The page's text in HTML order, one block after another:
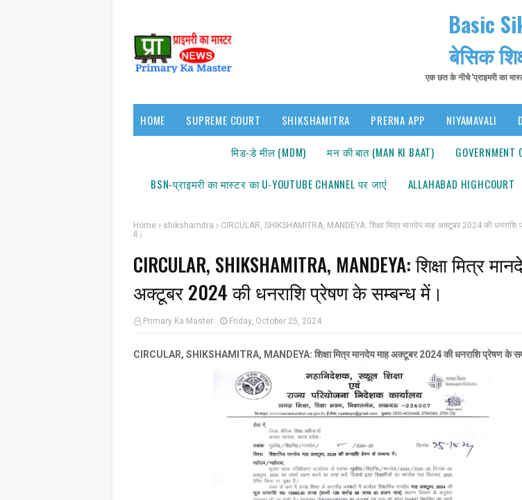
Basic
बेसिक
एक छत के नीचे 'प्राइमरी का
HOME SUPREME COURT SHIKSHAMITRA PRERNA APP NIYAMAVALI
मिड-डे मील (MDM) मन की बात (MAN KI BAAT) GOVERNMENT
BSN-प्राइमरी का मास्टर का U-YOUTUBE CHANNEL पर जाएंं ALLAHABAD HIGHCOURT
Home shikshamitra
CIRCULAR, SHIKSHAMITRA, MANDEYA: शिक्षा मित्र मानदेय माह अक्टूबर 2024 की धनराशि
में।
CIRCULAR, SHIKSHAMITRA, MANDEYA: शिक्षा मित्र
अक्टूबर 2024 की धनराशि प्रेषण के सम्बन्ध में।
Primary Ka Master Friday, October 25, 2024
CIRCULAR, SHIKSHAMITRA, MANDEYA: शिक्षा मित्र मानदेय माह अक्टूबर 2024 की धनराशि प्रेषण के